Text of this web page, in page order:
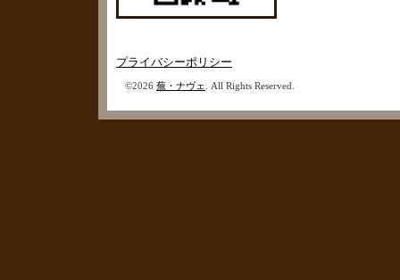
プライバシーポリシー
©2026 蕪・ナヴェ . All Rights Reserved.